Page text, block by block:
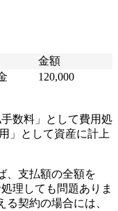
金額
120,000
数料」として費用処
」として資産に計上
、支払額の全額を
理しても問題ありま
契約の場合には、